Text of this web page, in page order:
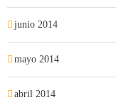
junio 2014
mayo 2014
abril 2014